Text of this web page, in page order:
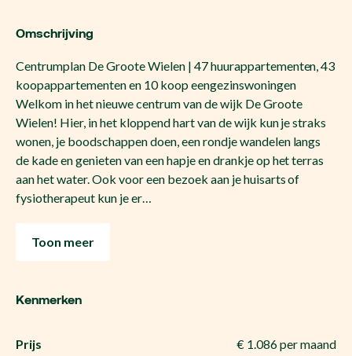
Omschrijving
Centrumplan De Groote Wielen | 47 huurappartementen, 43
koopappartementen en 10 koop eengezinswoningen
Welkom in het nieuwe centrum van de wijk De Groote
Wielen! Hier, in het kloppend hart van de wijk kun je straks
wonen, je boodschappen doen, een rondje wandelen langs
de kade en genieten van een hapje en drankje op het terras
aan het water. Ook voor een bezoek aan je huisarts of
fysiotherapeut kun je er…
Toon meer
Kenmerken
Prijs € 1.086 per maand